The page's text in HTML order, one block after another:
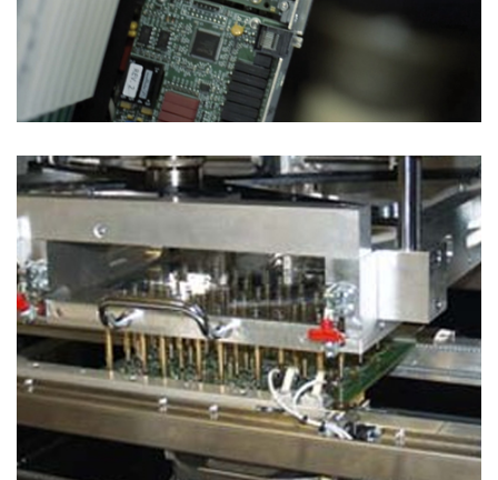
Soluzioni di Collaudo
SISTEMI DI COLLAUDO PER CIRCUITI STAMPATI